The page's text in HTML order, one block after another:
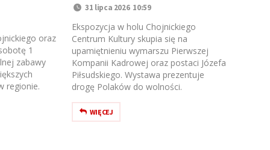
oraz
1
zabawy
regionie.
31 lipca 2026 10:59
Ekspozycja w holu Chojnickiego
Centrum Kultury skupia się na
upamiętnieniu wymarszu Pierwszej
Kompanii Kadrowej oraz postaci Józefa
Piłsudskiego. Wystawa prezentuje
drogę Polaków do wolności.
WIĘCEJ